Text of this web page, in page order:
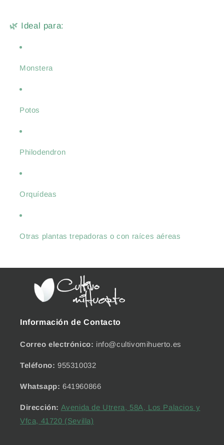
🌿 Ideal para:
Monstera
Potos
Philodendron
Orquídeas
Otras plantas trepadoras o con raíces aéreas
Información de Contacto
Correo electrónico: info@cultivomihuerto.es
Teléfono: 955310032
Whatsapp: 641960866
Dirección: Avenida de Utrera, 58A, Los Palacios y
Vfca, 41720 (Sevilla)